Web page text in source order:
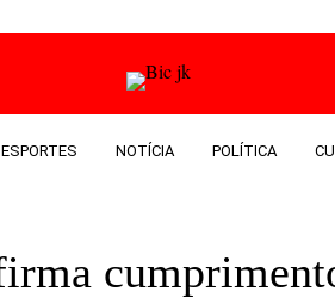
ESPORTES NOTÍCIA POLÍTICA